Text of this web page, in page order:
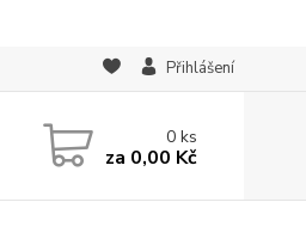
Přihlášení
0ks
za 0,00 Kč